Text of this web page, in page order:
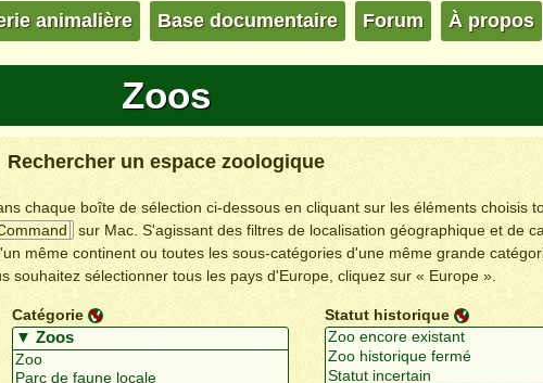
animalière Base documentaire Forum À propos
Zoos
Rechercher un espace zoologique
chaque boîte de sélection ci-dessous en cliquant sur les éléments choisis
sur Mac. S'agissant des filtres de localisation géographique et de
même continent ou toutes les sous-catégories d'une même grande
souhaitez sélectionner tous les pays d'Europe, cliquez sur « Europe ».
Catégorie Statut historique